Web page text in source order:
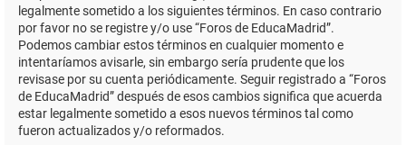
legalmente sometido a los siguientes términos. En caso contrario
por favor no se registre y/o use “Foros de EducaMadrid”.
Podemos cambiar estos términos en cualquier momento e
intentaríamos avisarle, sin embargo sería prudente que los
revisase por su cuenta periódicamente. Seguir registrado a “Foros
de EducaMadrid” después de esos cambios significa que acuerda
estar legalmente sometido a esos nuevos términos tal como
fueron actualizados y/o reformados.